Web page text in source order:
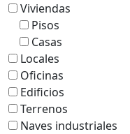
Viviendas
Pisos
Casas
Locales
Oficinas
Edificios
Terrenos
Naves industriales